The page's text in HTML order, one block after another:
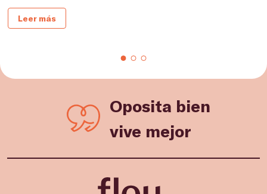
Leer más
Oposita bien
vive mejor